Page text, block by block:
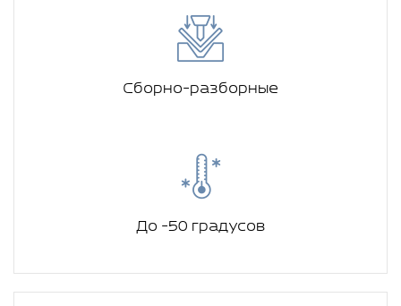
Сборно-разборные
До -50 градусов